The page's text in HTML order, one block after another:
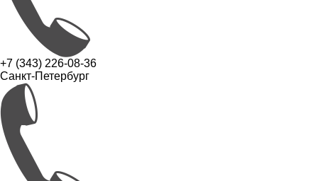
+7 (343) 226-08-36
Санкт-Петербург